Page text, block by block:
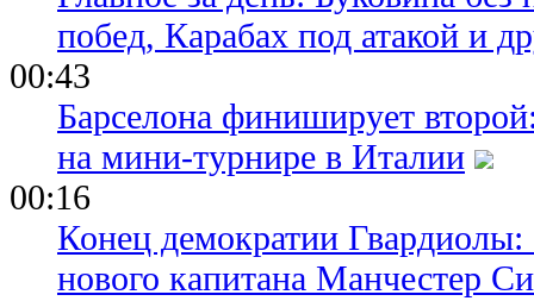
побед, Карабах под атакой и
00:43
Барселона финиширует
на мини-турнире в Италии
00:16
Конец демократии
нового капитана Манчестер